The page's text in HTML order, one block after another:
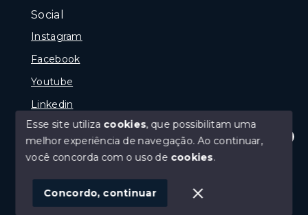
Olá! Estamos disponíveis para te ajudar.
Social
Instagram
Facebook
Youtube
Linkedin
© Copyright 2026 - Reginaldo Polenta - CRECI 31.630
SITE PARA IMOBILIARIA
Esse site utiliza cookies, que possibilitam uma
melhor experiência de navegação.Ao continuar,
você concorda com o uso de cookies.
Concordo, continuar